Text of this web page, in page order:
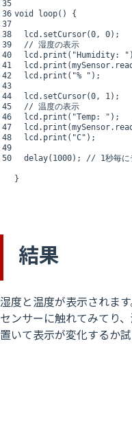
35
36
37
38
39
40
41
42
43
44
45
46
47
48
49
50
void loop( ) {
lcd . setCursor(0 , 0) ;
// 湿度の表示
lcd . print ( "Humidity: " )
lcd . print (mySensor.
lcd . print ( "% " ) ;
lcd . setCursor(0 , 1 ) ;
// 温度の表示
lcd . print ( "Temp: " ) ;
lcd . print (mySensor.
lcd . print ( "C" ) ;
delay( 1000) ; // 1秒毎に
}
結果
湿度と温度が表示されます
センサーに触れてみてり
置いて表示が変化するか